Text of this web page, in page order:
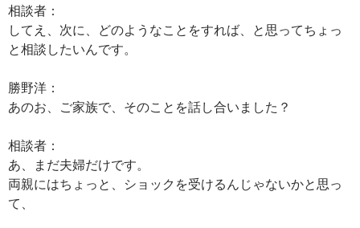
相談者：
してえ、次に、どのようなことをすれば、と思ってちょっ
と相談したいんです。
勝野洋：
あのお、ご家族で、そのことを話し合いました？
相談者：
あ、まだ夫婦だけです。
両親にはちょっと、ショックを受けるんじゃないかと思っ
て、